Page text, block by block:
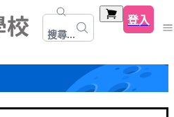
搜尋...
登入